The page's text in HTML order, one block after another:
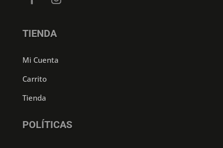
TIENDA
Mi Cuenta
Carrito
Tienda
POLÍTICAS